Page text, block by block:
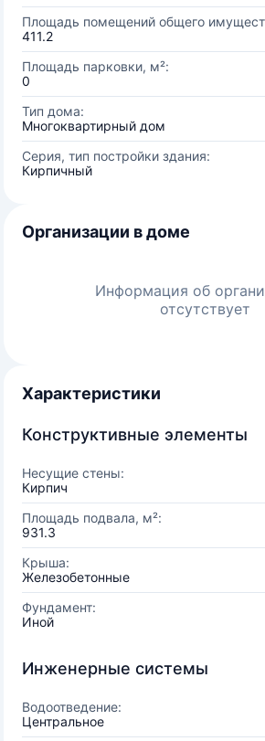
Площадь помещений общего
411.2
Площадь парковки, м²:
0
Тип дома:
Многоквартирный дом
Серия, тип постройки здания:
Кирпичный
Организации в доме
Информация об
отсутствует
Характеристики
Конструктивные элементы
Несущие стены:
Кирпич
Площадь подвала, м²:
931.3
Крыша:
Железобетонные
Фундамент:
Иной
Инженерные системы
Водоотведение:
Центральное